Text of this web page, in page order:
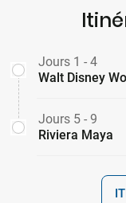
Jours 1 - 4
Walt Disney
Jours 5 - 9
Riviera Maya